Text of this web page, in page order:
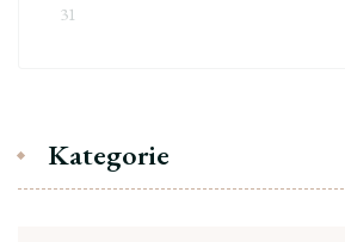
31
Kategorie